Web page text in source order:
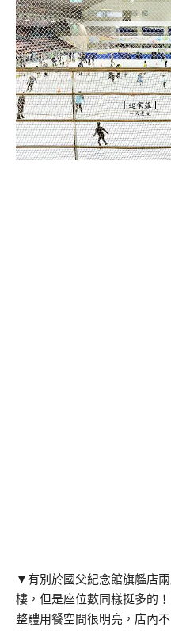
▼有別於國父紀念館旗艦店
樓，但是座位數同樣挺多的！
整體用餐空間很明亮，店內